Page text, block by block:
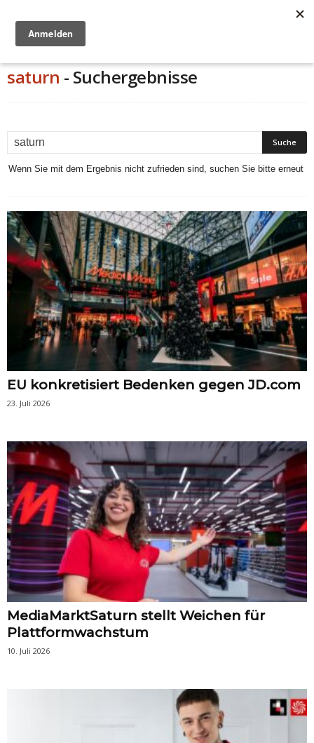
saturn - Suchergebnisse
Wenn Sie mit dem Ergebnis nicht zufrieden sind, suchen Sie bitte erneut
EU konkretisiert Bedenken gegen JD.com
23. Juli 2026
MediaMarktSaturn stellt Weichen für
Plattformwachstum
10. Juli 2026